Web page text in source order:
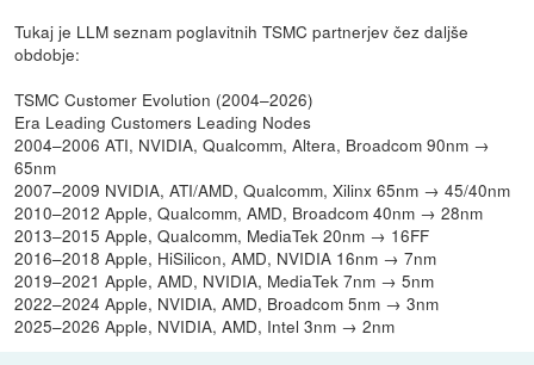
Tukaj je LLM seznam poglavitnih TSMC partnerjev čez daljše
obdobje:
TSMC Customer Evolution (2004–2026)
Era Leading Customers Leading Nodes
2004–2006 ATI, NVIDIA, Qualcomm, Altera, Broadcom 90nm →
65nm
2007–2009 NVIDIA, ATI/AMD, Qualcomm, Xilinx 65nm → 45/40nm
2010–2012 Apple, Qualcomm, AMD, Broadcom 40nm → 28nm
2013–2015 Apple, Qualcomm, MediaTek 20nm → 16FF
2016–2018 Apple, HiSilicon, AMD, NVIDIA 16nm → 7nm
2019–2021 Apple, AMD, NVIDIA, MediaTek 7nm → 5nm
2022–2024 Apple, NVIDIA, AMD, Broadcom 5nm → 3nm
2025–2026 Apple, NVIDIA, AMD, Intel 3nm → 2nm